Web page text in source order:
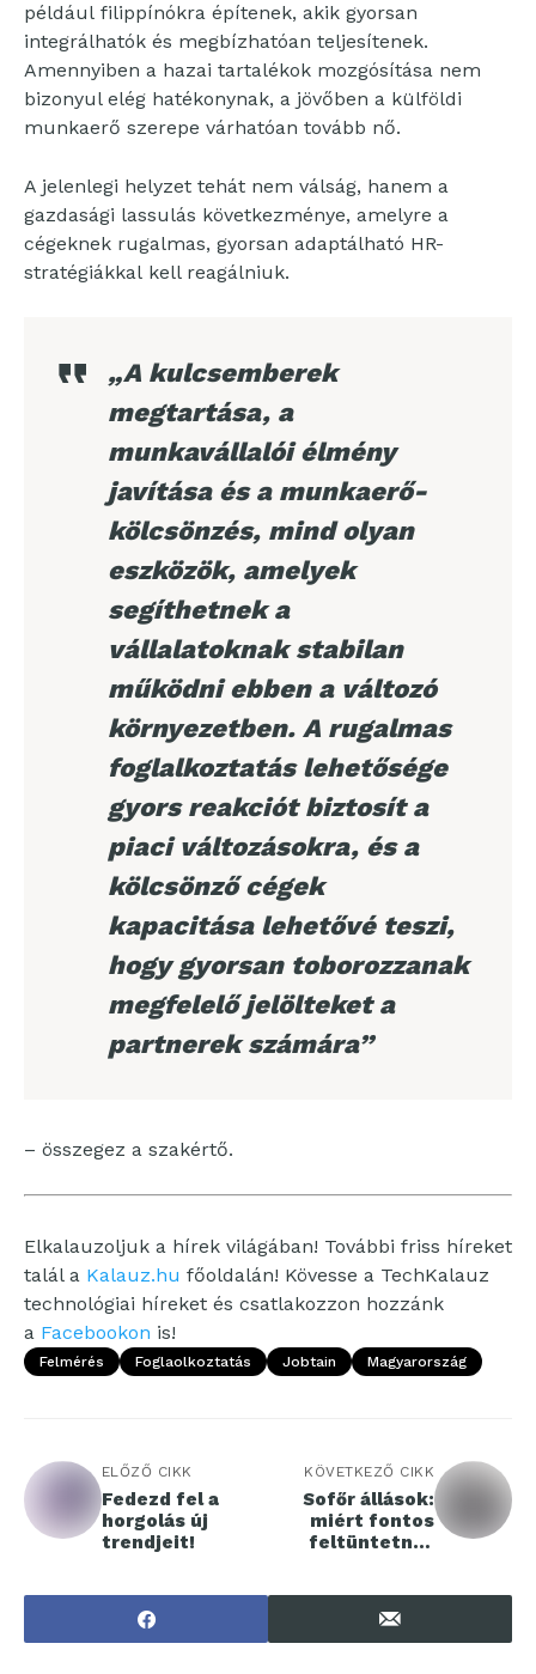
például filippínókra építenek, akik gyorsan
integrálhatók és megbízhatóan teljesítenek.
Amennyiben a hazai tartalékok mozgósítása nem
bizonyul elég hatékonynak, a jövőben a külföldi
munkaerő szerepe várhatóan tovább nő.
A jelenlegi helyzet tehát nem válság, hanem a
gazdasági lassulás következménye, amelyre a
cégeknek rugalmas, gyorsan adaptálható HR-
stratégiákkal kell reagálniuk.
„A kulcsemberek
megtartása, a
munkavállalói élmény
javítása és a munkaerő-
kölcsönzés, mind olyan
eszközök, amelyek
segíthetnek a
vállalatoknak stabilan
működni ebben a változó
környezetben. A rugalmas
foglalkoztatás lehetősége
gyors reakciót biztosít a
piaci változásokra, és a
kölcsönző cégek
kapacitása lehetővé teszi,
hogy gyorsan toborozzanak
megfelelő jelölteket a
partnerek számára”
– összegez a szakértő.
Elkalauzoljuk a hírek világában! További friss híreket
talál a Kalauz.hu főoldalán! Kövesse a TechKalauz
technológiai híreket és csatlakozzon hozzánk
a Facebookon is!
Felmérés Foglaolkoztatás Jobtain Magyarország
ELŐZŐ CIKK
Fedezd fel a
horgolás új
trendjeit!
KÖVETKEZŐ CIKK
Sofőr állások:
miért fontos
feltüntetni a